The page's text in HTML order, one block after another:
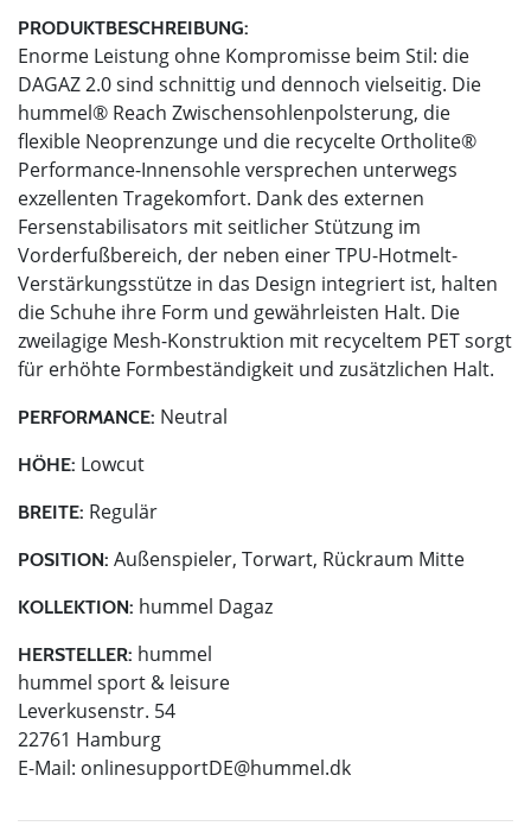
PRODUKTBESCHREIBUNG:
Enorme Leistung ohne Kompromisse beim Stil: die
DAGAZ 2.0 sind schnittig und dennoch vielseitig. Die
hummel® Reach Zwischensohlenpolsterung, die
flexible Neoprenzunge und die recycelte Ortholite®
Performance-Innensohle versprechen unterwegs
exzellenten Tragekomfort. Dank des externen
Fersenstabilisators mit seitlicher Stützung im
Vorderfußbereich, der neben einer TPU-Hotmelt-
Verstärkungsstütze in das Design integriert ist, halten
die Schuhe ihre Form und gewährleisten Halt. Die
zweilagige Mesh-Konstruktion mit recyceltem PET sorgt
für erhöhte Formbeständigkeit und zusätzlichen Halt.
PERFORMANCE: Neutral
HÖHE: Lowcut
BREITE: Regulär
POSITION: Außenspieler, Torwart, Rückraum Mitte
KOLLEKTION: hummel Dagaz
HERSTELLER: hummel
hummel sport & leisure
Leverkusenstr. 54
22761 Hamburg
E-Mail: onlinesupportDE@hummel.dk